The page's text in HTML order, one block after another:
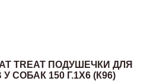
TREAT ПОДУШЕЧКИ ДЛЯ
СОБАК 150 Г.1Х6 (К96)